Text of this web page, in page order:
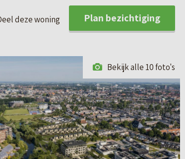
deze woning Plan bezichtiging
Bekijk alle 10 foto's